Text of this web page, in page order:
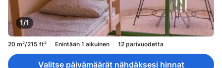
1/1
20 m²/215 ft² Enintään 1 aikuinen 12 parivuodetta
Valitse päivämäärät nähdäksesi hinnat